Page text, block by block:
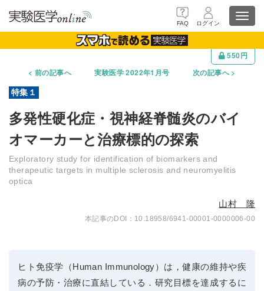
FAQ ログイン
550円
前の記事へ
実験医学 2022年1月号 次の記事へ
多発性硬化症・視神経脊髄炎のバイ
オマーカーと治療標的の探索
Exploratory study for identification of biomarkers and
therapeutic targets in multiple sclerosis and neuromyelitis
optica
山村 隆
10.18958/6941-00001-0000006-00
ヒト免疫学（Human Immunology）は，健康の維持や疾
病の予防・治療に直結している．研究目標を達成するに